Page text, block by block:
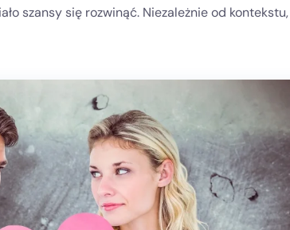
szansy się rozwinąć. Niezależnie od kontekstu,